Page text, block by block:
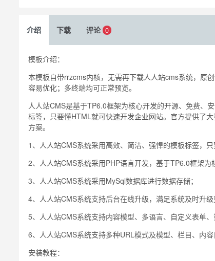
介绍 下载 评论 0
模板介绍：
本模板自带rrzcms内核，无需再下载人人站cms系统，原
容易优化；多终端均可正常预览。
人人站CMS是基于TP6.0框架为核心开发的开源、免费、
标签，只要懂HTML就可快速开发企业网站。官方提供了
方案。
1、人人站CMS系统采用高效、简洁、强悍的模板标签，
2、人人站CMS系统采用PHP语言开发，基于TP6.0框架为
3、人人站CMS系统采用MySql数据库进行数据存储；
4、人人站CMS系统支持后台在线升级，满足系统及时升级
5、人人站CMS系统支持内容模型、多语言、自定义表单、
6、人人站CMS系统支持多种URL模式及模型、栏目、内
安装教程：